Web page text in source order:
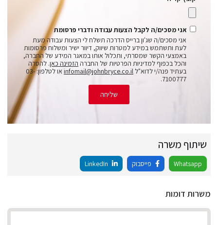
אני מסכים/ה לקבל הצעות עבודה ודברי פרסומת
אני מסכים/ה שג'ון ברייס הדרכה תשלח לי הצעות עבודה מעת
לעת ותשתמש במידע למטרות שיווק, דיוור ישיר ומשלוח פרסומות
באמצעי הקשר שמסרתי, ותכלול אותו במאגר המידע של החברה,
והכל בכפוף למדיניות הפרטיות של החברה הזמינה כאן. להסרה
בעתיד פנה/י לדוא"ל infomail@johnbryce.co.il
או לטלפון: 03-
7100777.
שליחה
שיתוף משרה
Whatsapp פייסבוק
משרות דומות